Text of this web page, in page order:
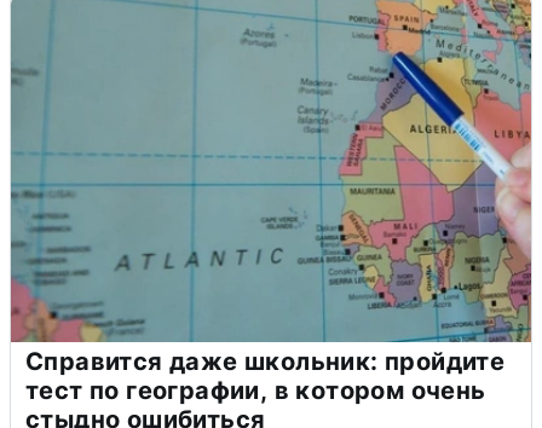
Справится даже школьник: пройдите
тест по географии, в котором очень
стыдно ошибиться